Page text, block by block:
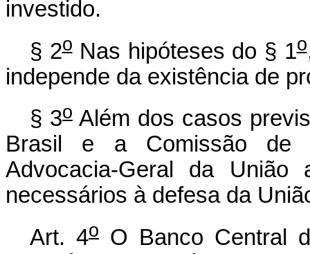
investido.
§ 2oNas hipóteses do § 1o
independe da existência de
§ 3o Além dos casos
Brasil e a Comissão de
Advocacia-Geral da União
necessários à defesa da
Art. 4o O Banco Central